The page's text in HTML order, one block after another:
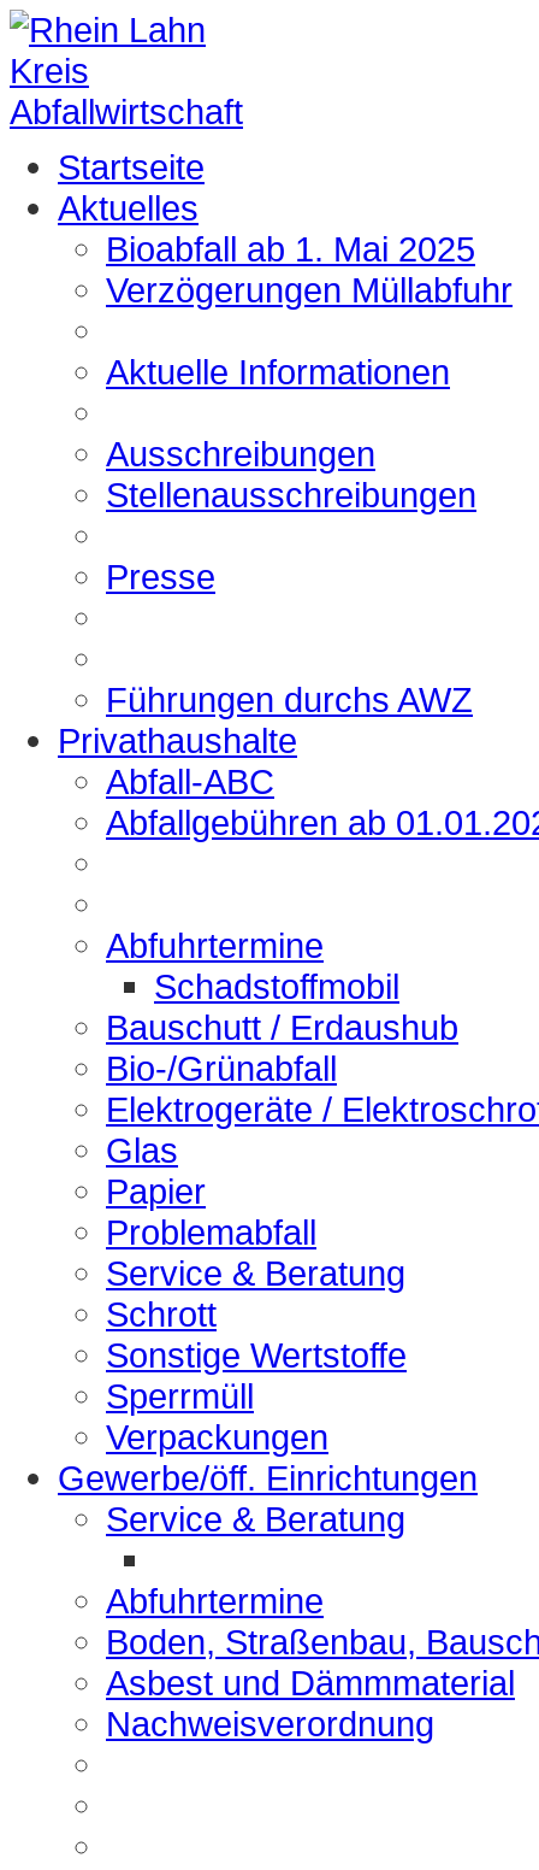
Startseite
Aktuelles
Bioabfall ab 1. Mai 2025
Verzögerungen Müllabfuhr
Aktuelle Informationen
Ausschreibungen
Stellenausschreibungen
Presse
Führungen durchs AWZ
Privathaushalte
Abfall-ABC
Abfallgebühren ab
Abfuhrtermine
Schadstoffmobil
Bauschutt / Erdaushub
Bio-/Grünabfall
Elektrogeräte /
Glas
Papier
Problemabfall
Service & Beratung
Schrott
Sonstige Wertstoffe
Sperrmüll
Verpackungen
Gewerbe/öff. Einrichtungen
Service & Beratung
Abfuhrtermine
Boden, Straßenbau,
Asbest und Dämmmaterial
Nachweisverordnung